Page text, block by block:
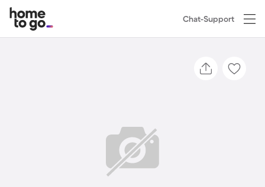
Chat-Support